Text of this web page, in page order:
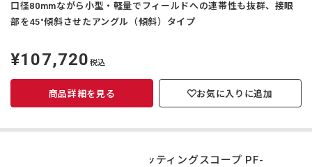
口径80mmながら小型・軽量でフィールドへの連帯性も抜群、接眼
部を45°傾斜させたアングル（傾斜）タイプ
定
価
¥107,720 税込
商品詳細を見る お気に入りに追加
スポッティングスコープ PF-